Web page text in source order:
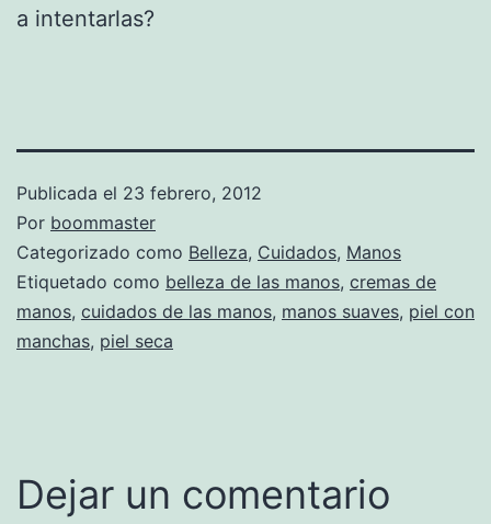
a intentarlas?
Publicada el 23 febrero, 2012
Por boommaster
Categorizado como Belleza, Cuidados, Manos
Etiquetado como belleza de las manos, cremas de
manos, cuidados de las manos, manos suaves, piel con
manchas, piel seca
Dejar un comentario